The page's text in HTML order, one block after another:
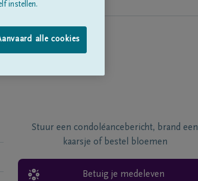
Stuur een condoléancebericht, brand een
kaarsje of bestel bloemen
Betuig je medeleven
instellen.
alle cookies